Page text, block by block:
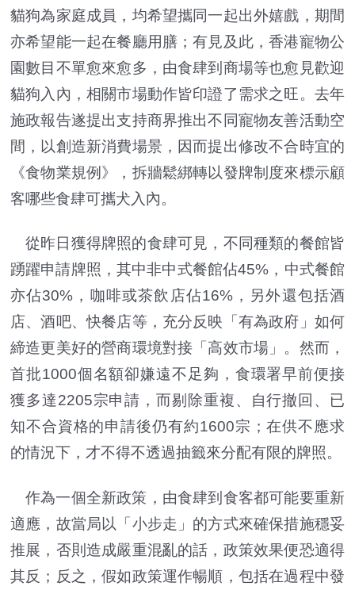
貓狗為家庭成員，均希望攜同一起出外嬉戲，期間
亦希望能一起在餐廳用膳；有見及此，香港寵物公
園數目不單愈來愈多，由食肆到商場等也愈見歡迎
貓狗入內，相關市場動作皆印證了需求之旺。去年
施政報告遂提出支持商界推出不同寵物友善活動空
間，以創造新消費場景，因而提出修改不合時宜的
《食物業規例》，拆牆鬆綁轉以發牌制度來標示顧
客哪些食肆可攜犬入內。
從昨日獲得牌照的食肆可見，不同種類的餐館皆
踴躍申請牌照，其中非中式餐館佔45%，中式餐館
亦佔30%，咖啡或茶飲店佔16%，另外還包括酒
店、酒吧、快餐店等，充分反映「有為政府」如何
締造更美好的營商環境對接「高效市場」。然而，
首批1000個名額卻嫌遠不足夠，食環署早前便接
獲多達2205宗申請，而剔除重複、自行撤回、已
知不合資格的申請後仍有約1600宗；在供不應求
的情況下，才不得不透過抽籤來分配有限的牌照。
作為一個全新政策，由食肆到食客都可能要重新
適應，故當局以「小步走」的方式來確保措施穩妥
推展，否則造成嚴重混亂的話，政策效果便恐適得
其反；反之，假如政策運作暢順，包括在過程中發